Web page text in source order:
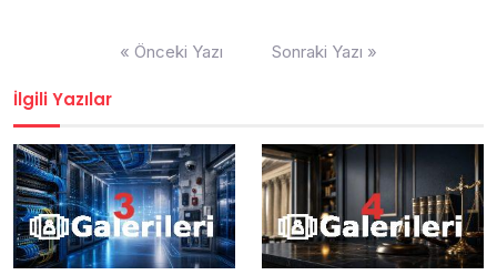
« Önceki Yazı Sonraki Yazı »
İlgili Yazılar